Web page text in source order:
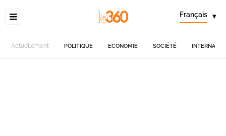
Français ▾
Actuellement POLITIQUE ECONOMIE SOCIÉTÉ